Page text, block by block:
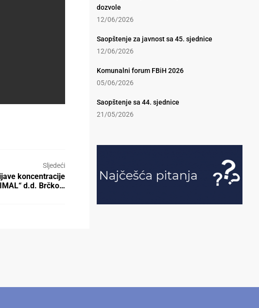
Sljedeći
koncentracije
d.d. Brčko…
dozvole
12/06/2026
Saopštenje za javnost sa 45. sjednice
12/06/2026
Komunalni forum FBiH 2026
05/06/2026
Saopštenje sa 44. sjednice
21/05/2026